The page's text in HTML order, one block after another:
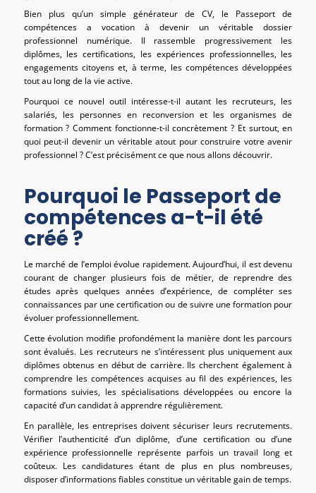
Bien plus qu’un simple générateur de CV, le Passeport de
compétences a vocation à devenir un véritable dossier
professionnel numérique. Il rassemble progressivement les
diplômes, les certifications, les expériences professionnelles, les
engagements citoyens et, à terme, les compétences développées
tout au long de la vie active.
Pourquoi ce nouvel outil intéresse-t-il autant les recruteurs, les
salariés, les personnes en reconversion et les organismes de
formation ? Comment fonctionne-t-il concrètement ? Et surtout, en
quoi peut-il devenir un véritable atout pour construire votre avenir
professionnel ? C’est précisément ce que nous allons découvrir.
Pourquoi le Passeport de
compétences a-t-il été
créé ?
Le marché de l’emploi évolue rapidement. Aujourd’hui, il est devenu
courant de changer plusieurs fois de métier, de reprendre des
études après quelques années d’expérience, de compléter ses
connaissances par une certification ou de suivre une formation pour
évoluer professionnellement.
Cette évolution modifie profondément la manière dont les parcours
sont évalués. Les recruteurs ne s’intéressent plus uniquement aux
diplômes obtenus en début de carrière. Ils cherchent également à
comprendre les compétences acquises au fil des expériences, les
formations suivies, les spécialisations développées ou encore la
capacité d’un candidat à apprendre régulièrement.
En parallèle, les entreprises doivent sécuriser leurs recrutements.
Vérifier l’authenticité d’un diplôme, d’une certification ou d’une
expérience professionnelle représente parfois un travail long et
coûteux. Les candidatures étant de plus en plus nombreuses,
disposer d’informations fiables constitue un véritable gain de temps.